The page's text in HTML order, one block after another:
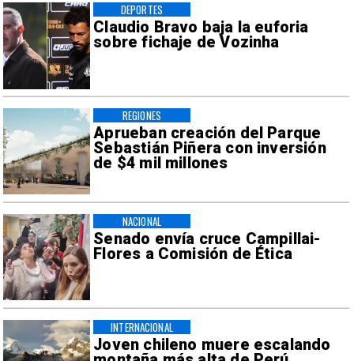
Claudio Bravo baja la euforia
sobre fichaje de Vozinha
DEPORTES
Aprueban creación del Parque
Sebastián Piñera con inversión
de $4 mil millones
REGIONES
Senado envía cruce Campillai-
Flores a Comisión de Ética
NACIONAL
Joven chileno muere escalando
INTERNACIONAL